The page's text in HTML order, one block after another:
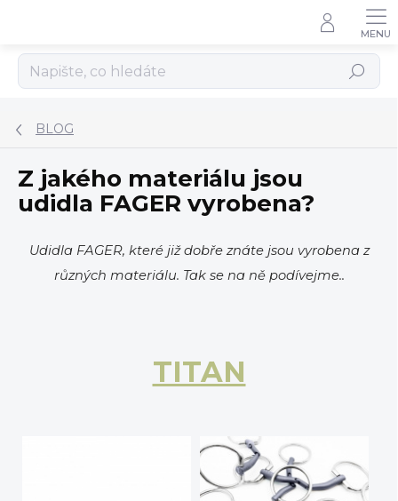
Hledat
BLOG
Z jakého materiálu jsou
udidla FAGER vyrobena?
Udidla FAGER, které již dobře znáte jsou vyrobena z
různých materiálu. Tak se na ně podívejme..
TITAN